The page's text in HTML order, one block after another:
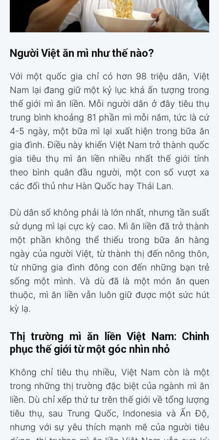
Người Việt ăn mì như thế nào?
Với một quốc gia chỉ có hơn 98 triệu dân, Việt
Nam lại đang giữ một kỷ lục khá ấn tượng trong
thế giới mì ăn liền. Mỗi người dân ở đây tiêu thụ
trung bình khoảng 81 phần mì mỗi năm, tức là cứ
4-5 ngày, một bữa mì lại xuất hiện trong bữa ăn
gia đình. Điều này khiến Việt Nam trở thành quốc
gia tiêu thụ mì ăn liền nhiều nhất thế giới tính
theo bình quân đầu người, một con số vượt xa
các đối thủ như Hàn Quốc hay Thái Lan.
Dù dân số không phải là lớn nhất, nhưng tần suất
sử dụng mì lại cực kỳ cao. Mì ăn liền đã trở thành
một phần không thể thiếu trong bữa ăn hàng
ngày của người Việt, từ thành thị đến nông thôn,
từ những gia đình đông con đến những bạn trẻ
sống một mình. Và dù đã là một món ăn quen
thuộc, mì ăn liền vẫn luôn giữ được một sức hút
kỳ lạ.
Thị trường mì ăn liền Việt Nam: Chinh
phục thế giới từ một góc nhìn nhỏ
Không chỉ tiêu thụ nhiều, Việt Nam còn là một
trong những thị trường đặc biệt của ngành mì ăn
liền. Dù chỉ xếp thứ tư trên thế giới về tổng lượng
tiêu thụ, sau Trung Quốc, Indonesia và Ấn Độ,
nhưng với sự yêu thích mạnh mẽ của người tiêu